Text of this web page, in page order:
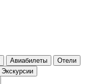
Авиабилеты
Отели
Экскурсии